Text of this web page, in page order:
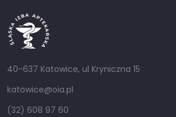
40-637 Katowice, ul Kryniczna 15
katowice@oia.pl
(32) 608 97 60